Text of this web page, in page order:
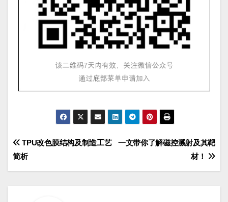
文
章
一文带你了解磁控溅射及其靶
材！
TPU改色膜结构及制造工艺
简析